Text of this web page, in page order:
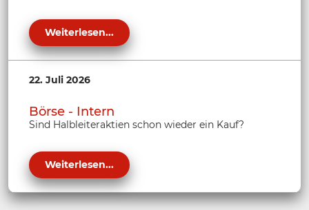
Weiterlesen...
22. Juli 2026
Börse - Intern
Sind Halbleiteraktien schon wieder ein Kauf?
Weiterlesen...